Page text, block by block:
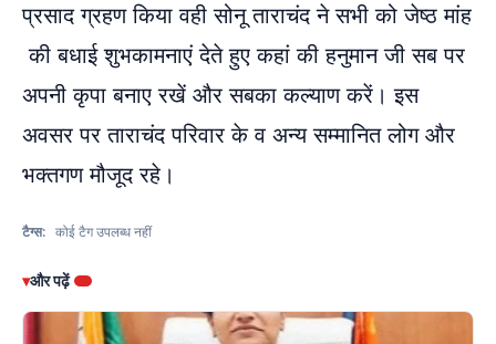
प्रसाद ग्रहण किया वही सोनू ताराचंद ने सभी को जेष्ठ मांह
की बधाई शुभकामनाएं देते हुए कहां की हनुमान जी सब पर
अपनी कृपा बनाए रखें और सबका कल्याण करें। इस
अवसर पर ताराचंद परिवार के व अन्य सम्मानित लोग और
भक्तगण मौजूद रहे।
टैग्स: कोई टैग उपलब्ध नहीं
▾और पढ़ें